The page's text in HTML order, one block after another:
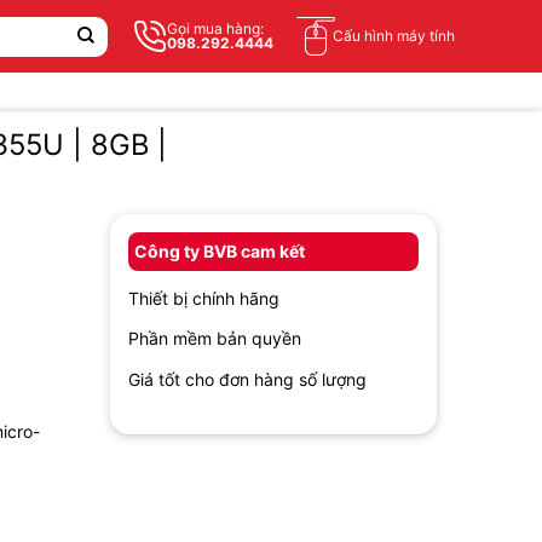
Gọi mua hàng:
098.292.4444
Cấu hình máy tính
| 8GB |
Công ty BVB cam kết
Thiết bị chính hãng
Phần mềm bản quyền
Giá tốt cho đơn hàng số lượng